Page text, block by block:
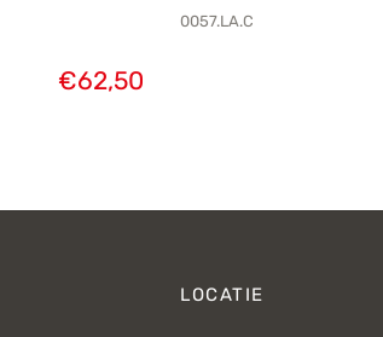
€62,50
0057.LA.C
LOCATIE